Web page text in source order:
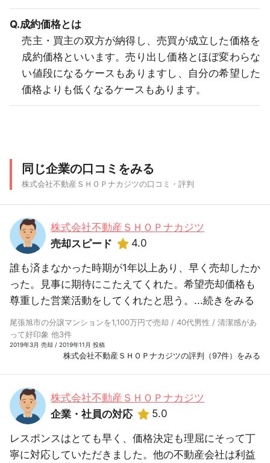
Q.成約価格とは
売主・買主の双方が納得し、売買が成立した価格を
成約価格といいます。売り出し価格とほぼ変わらな
い値段になるケースもありますし、自分の希望した
価格よりも低くなるケースもあります。
同じ企業の口コミをみる
株式会社不動産ＳＨＯＰナカジツの口コミ・評判
株式会社不動産ＳＨＯＰナカジツ
売却スピード
4.0
誰も済まなかった時期が1年以上あり、早く売却したか
った。見事に期待にこたえてくれた。希望売却価格も
尊重した営業活動をしてくれたと思う。...続きをみる
尾張旭市の分譲マンションを1,100万円で売却 / 40代男性 / 清潔感があ
って好印象 他3件
2019年3月 売却 / 2019年11月 投稿
株式会社不動産ＳＨＯＰナカジツの評判（97件）をみる
株式会社不動産ＳＨＯＰナカジツ
企業・社員の対応
5.0
レスポンスはとても早く、価格決定も理屈にそって丁
寧に対応していただきました。他の不動産会社は利益